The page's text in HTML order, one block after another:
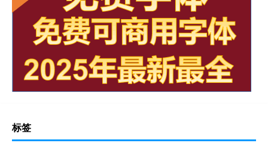
标签